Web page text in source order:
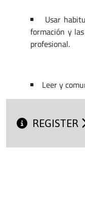
Usar
formación y
profesional.
Leer y
REGISTER